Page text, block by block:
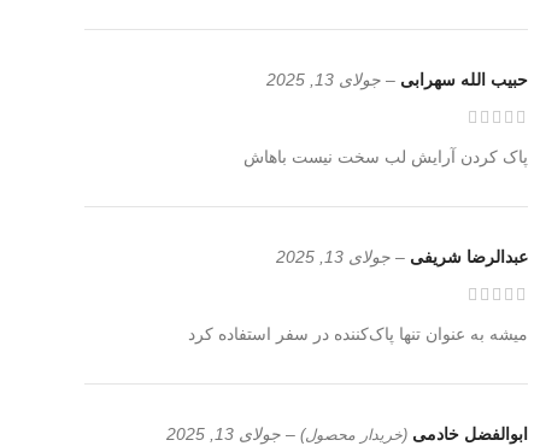
حبیب الله سهرابی – جولای 13, 2025
پاک کردن آرایش لب سخت نیست باهاش
عبدالرضا شریفی – جولای 13, 2025
میشه به عنوان تنها پاک‌کننده در سفر استفاده کرد
ابوالفضل خادمی (خریدار محصول) – جولای 13, 2025